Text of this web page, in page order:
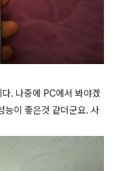
. 나중에 PC에서 봐야겠
능이 좋은것 같더군요. 사